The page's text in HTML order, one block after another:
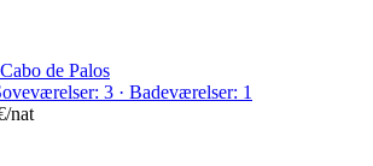
de Palos
3 · Badeværelser: 1
/nat